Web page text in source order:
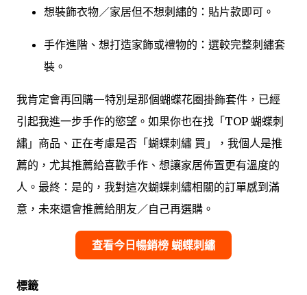
想裝飾衣物／家居但不想刺繡的：貼片款即可。
手作進階、想打造家飾或禮物的：選較完整刺繡套
裝。
我肯定會再回購—特別是那個蝴蝶花圈掛飾套件，已經
引起我進一步手作的慾望。如果你也在找「TOP 蝴蝶刺
繡」商品、正在考慮是否「蝴蝶刺繡 買」，我個人是推
薦的，尤其推薦給喜歡手作、想讓家居佈置更有溫度的
人。最終：是的，我對這次蝴蝶刺繡相關的訂單感到滿
意，未來還會推薦給朋友／自己再選購。
查看今日暢銷榜 蝴蝶刺繡
標籤